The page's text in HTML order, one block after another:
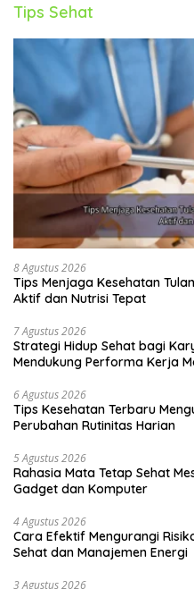
Tips Sehat
8 Agustus 2026
Tips Menjaga Kesehatan
Aktif dan Nutrisi Tepat
7 Agustus 2026
Strategi Hidup Sehat bagi
Mendukung Performa Kerja
6 Agustus 2026
Tips Kesehatan Terbaru
Perubahan Rutinitas Harian
5 Agustus 2026
Rahasia Mata Tetap Sehat
Gadget dan Komputer
4 Agustus 2026
Cara Efektif Mengurangi
Sehat dan Manajemen Energi
3 Agustus 2026